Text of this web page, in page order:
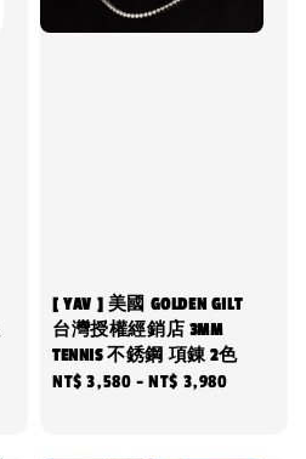
[ YAV ] 美國 GOLDEN GILT
台灣授權經銷店 3MM
TENNIS 不銹鋼 項錬 2色
Regular
NT$ 3,580 -NT$ 3,980